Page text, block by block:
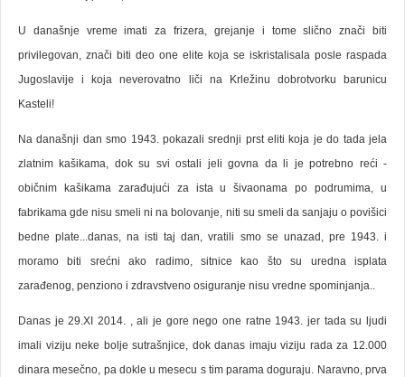
U današnje vreme imati za frizera, grejanje i tome slično znači biti
privilegovan, znači biti deo one elite koja se iskristalisala posle raspada
Jugoslavije i koja neverovatno liči na Krležinu dobrotvorku barunicu
Kasteli!
Na današnji dan smo 1943. pokazali srednji prst eliti koja je do tada jela
zlatnim kašikama, dok su svi ostali jeli govna da li je potrebno reći -
običnim kašikama zarađujući za ista u šivaonama po podrumima, u
fabrikama gde nisu smeli ni na bolovanje, niti su smeli da sanjaju o povišici
bedne plate...danas, na isti taj dan, vratili smo se unazad, pre 1943. i
moramo biti srećni ako radimo, sitnice kao što su uredna isplata
zarađenog, penziono i zdravstveno osiguranje nisu vredne spominjanja..
Danas je 29.XI 2014. , ali je gore nego one ratne 1943. jer tada su ljudi
imali viziju neke bolje sutrašnjice, dok danas imaju viziju rada za 12.000
dinara mesečno, pa dokle u mesecu s tim parama doguraju. Naravno, prva